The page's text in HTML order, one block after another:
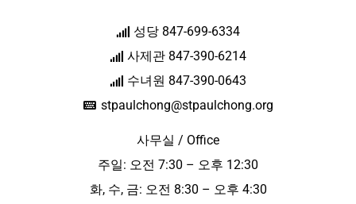
성당 847-699-6334
사제관 847-390-6214
수녀원 847-390-0643
stpaulchong@stpaulchong.org
사무실 / Office
주일: 오전 7:30 – 오후 12:30
화, 수, 금: 오전 8:30 – 오후 4:30